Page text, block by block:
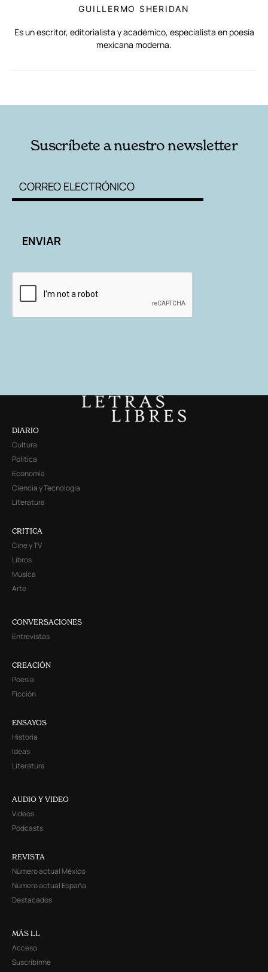
GUILLERMO SHERIDAN
Es un escritor, editorialista y académico, especialista en poesía
mexicana moderna.
Suscríbete a nuestro newsletter
DIARIO
Cultura
Política
Economía
Ciencia y Tecnología
Literatura
CRITICA
Cine y TV
Libros
Música
Arte
CONVERSACIONES
Entrevistas
CREACIÓN
Poesía
Ficción
ENSAYOS
Historia
Ideas
Literatura
AUDIO Y VIDEO
Videos
Podcasts
REVISTA
Número actual México
Número actual España
Destacados
MÁS LL
Acceso
Suscribirme